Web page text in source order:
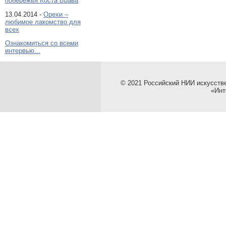
13.04.2014 - Орехи –
любимое лакомство для
всех
Ознакомиться со всеми
интервью...
© 2021 Российский НИИ